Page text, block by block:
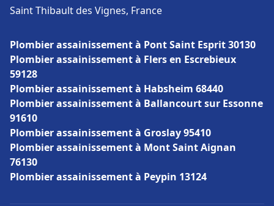
Saint Thibault des Vignes, France
Plombier assainissement à Pont Saint Esprit 30130
Plombier assainissement à Flers en Escrebieux
59128
Plombier assainissement à Habsheim 68440
Plombier assainissement à Ballancourt sur Essonne
91610
Plombier assainissement à Groslay 95410
Plombier assainissement à Mont Saint Aignan
76130
Plombier assainissement à Peypin 13124